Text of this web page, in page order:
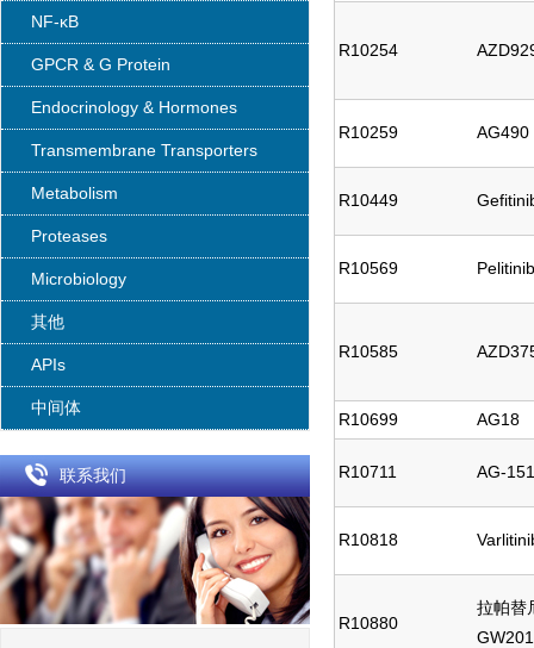
NF-κB
GPCR & G Protein
Endocrinology & Hormones
Transmembrane Transporters
Metabolism
Proteases
Microbiology
其他
APIs
中间体
联系我们
R10254
R10259 AG490
R10449
R10569 Pelitinib
R10585
R10699 AG18
R10711 AG-
R10818
R10880
拉帕替